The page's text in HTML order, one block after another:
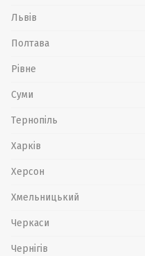
Львів
Полтава
Рівне
Суми
Тернопіль
Харків
Херсон
Хмельницький
Черкаси
Чернігів